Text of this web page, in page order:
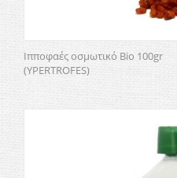
Ιπποφαές οσμωτικό Bio 100gr
(YPERTROFES)